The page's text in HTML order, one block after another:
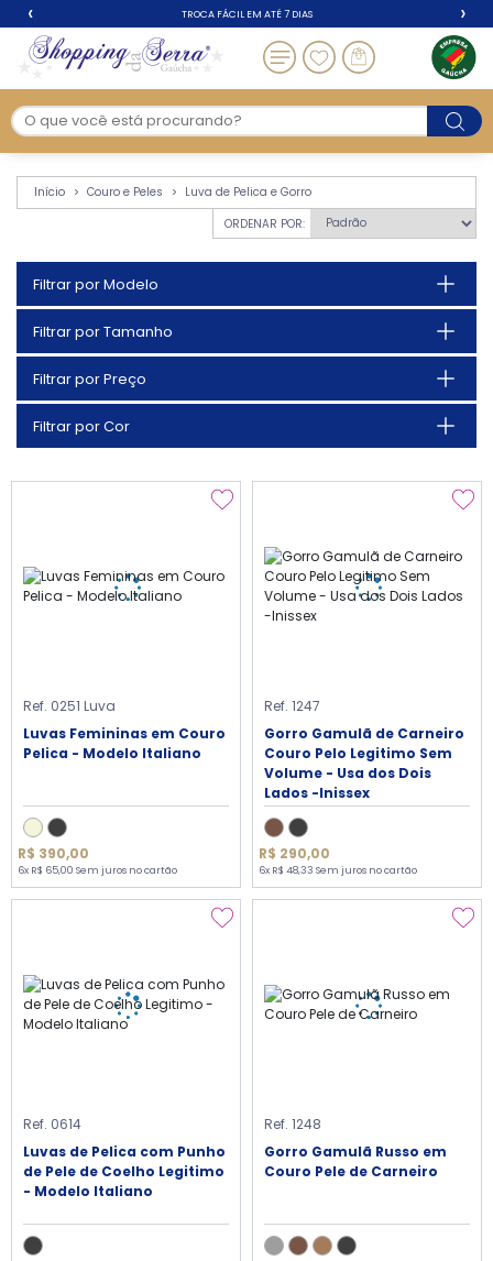
Luva de Pelica e
TROCA FÁCIL EM ATÉ 7 DIAS
‹ ›
Início Couro e Peles
Luva de Pelica e Gorro
ORDENAR POR:
Filtrar por Modelo
Filtrar por Tamanho
Filtrar por Preço
Filtrar por Cor
Ref. 0251 Luva
Luvas Femininas em Couro
Pelica - Modelo Italiano
R$ 390,00
6x R$ 65,00 Sem juros no cartão
Ref. 1247
Gorro Gamulã de Carneiro
Couro Pelo Legitimo Sem
Volume - Usa dos Dois
Lados -Inissex
R$ 290,00
6x R$ 48,33 Sem juros no cartão
Ref. 0614
Luvas de Pelica com Punho
de Pele de Coelho Legitimo
- Modelo Italiano
Ref. 1248
Gorro Gamulã Russo em
Couro Pele de Carneiro